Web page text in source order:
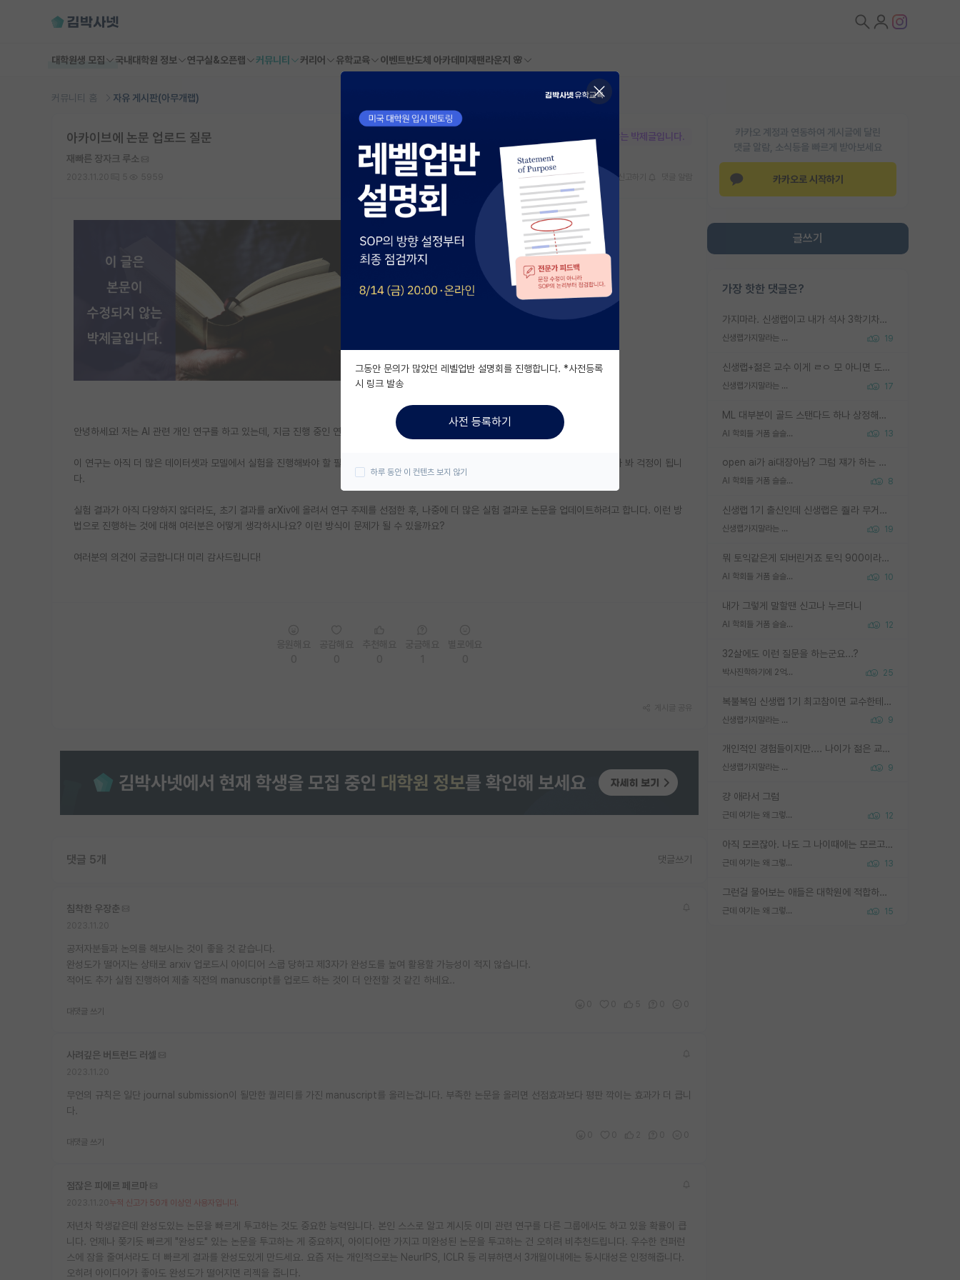
대학원생 모집 국내대학원 정보 연구실&오픈랩 커뮤니티 커리어 유학교육 이벤트반도체 아카데미 재팬라운지 🌸
커뮤니티 홈 자유 게시판(아무개랩)
카카오 계정과 연동하여 게시글에 달린
댓글 알람, 소식등을 빠르게 받아보세요
카카오로 시작하기
글쓰기
가장 핫한 댓글은?
가지마라. 신생랩이고 내가 석사 3학기차인데 최고참인데 나도 아무것도 모르는데 교수가 후배들 왜 논문 교육 안시키냐. 논문 왜 안 써오냐 닦달한다
신생랩가지말라는 이유가 있었구나 19
신생랩+젊은 교수 이게 ㄹㅇ 모 아니면 도인듯.
신생랩가지말라는 이유가 있었구나 17
ML 대부분이 골드 스탠다드 하나 상정해놓고 (벤치마크 데이터셋이 여러 개면 여러 개 상정) 그거 얼마나 잘 맞추나 싸움임 가끔 번뜩이는 설계 철학을 보여주는 논문들도 있지만 대부분 그거 성적 얼마나 더 올리느라에 혈안이 되어 있는 측면이 잇음
AI 학회들 거품 슬슬 지적이 나오네요 13
open ai가 ai대장아님? 그럼 쟤가 하는 말이 다 맞겠네
AI 학회들 거품 슬슬 지적이 나오네요 8
신생랩 1기 출신인데 신생랩은 줠라 무거운 바벨 같은거임. 들면 대박인데 못들면 깔려 죽음. 아무도 알려주지 않는 환경에서 자생해야하지만, 일단 살아남았다면 그 어떤 사람보다 악착같고 생존력 높은 사람으로 거듭날 수 있음
신생랩가지말라는 이유가 있었구나 19
뭐 토익같은게 되버린거죠 토익 900이라고 영어잘하는건 아닙니다만 잘하는사람은 다 900을 넘는 그런
AI 학회들 거품 슬슬 지적이 나오네요 10
내가 그렇게 말할땐 신고나 누르더니
AI 학회들 거품 슬슬 지적이 나오네요 12
32살에도 이런 질문을 하는군요...?
박사진학하기에 2억은 괜찮은 (?) 정도의 경제력인가요 25
복불복임 신생랩 1기 최고참이면 교수한테 직접 지도받는 시간이 매우 많음 제대로 된 교수라면 말이지 그게 아니라면 그냥 넌 해방 불가능한 노예 1호에 감점쓰레기통이 되는거고
신생랩가지말라는 이유가 있었구나 9
개인적인 경험들이지만.... 나이가 젊은 교수일수록 꼰대라는 가면을 쓴 채로 무례함을 행동하는 경우가 거의 90% 정도였음. 나이가 어린데 다른 또래들과 달리 명예, 권력, 재력까지 얻었으니 세상 다 가진 기분이겠지. 오히러 나이 든 교수들이 행동과 말을 더 조심하시더라.
신생랩가지말라는 이유가 있었구나 9
걍 애라서 그럼
근데 여기는 왜 그렇게 SPK를 물어보는거임? 12
아직 모르잖아. 나도 그 나이때에는 모르고 평가 받고 안심하고 싶었어.
근데 여기는 왜 그렇게 SPK를 물어보는거임? 13
그런걸 물어보는 애들은 대학원에 적합하지 않다
근데 여기는 왜 그렇게 SPK를 물어보는거임? 15
본문이 수정되지 않는 박제글입니다.
아카이브에 논문 업로드 질문
재빠른 장자크 루소
스크랩 신고하기
안녕하세요! 저는 AI 관련 개인 연구를 하고 있는데, 지금 진행 중인 연구 결과가 나와서 논문 투고를 고려하고 있습니다.
이 연구는 아직 더 많은 데이터셋과 모델에서 실험을 진행해봐야 할 필요가 있는데요, 제가 실험 중에 누군가 같은 주제로 논문을 먼저 발표할까 봐 걱정이 됩니
다.
실험 결과가 아직 다양하지 않더라도, 초기 결과를 arXiv에 올려서 연구 주제를 선점한 후, 나중에 더 많은 실험 결과로 논문을 업데이트하려고 합니다. 이런 방
법으로 진행하는 것에 대해 여러분은 어떻게 생각하시나요? 이런 방식이 문제가 될 수 있을까요?
여러분의 의견이 궁금합니다! 미리 감사드립니다!
댓글 5개 댓글쓰기
침착한 우장춘
공저자분들과 논의를 해보시는 것이 좋을 것 같습니다.
완성도가 떨어지는 상태로 arxiv 업로드시 아이디어 스쿱 당하고 제3자가 완성도를 높여 활용할 가능성이 적지 않습니다.
적어도 추가 실험 진행하여 제출 직전의 manuscript를 업로드 하는 것이 더 안전할 것 같긴 하네요..
대댓글 쓰기
사려깊은 버트런드 러셀
무언의 규칙은 일단 journal submission이 될만한 퀄리티를 가진 manuscript를 올리는겁니다. 부족한 논문을 올리면 선점효과보다 평판 깍이는 효과가 더 큽니
다.
대댓글 쓰기
점잖은 피에르 페르마
누적 신고가 50개 이상인 사용자입니다.
저년차 학생같은데 완성도있는 논문을 빠르게 투고하는 것도 중요한 능력입니다. 본인 스스로 알고 계시듯 이미 관련 연구를 다른 그룹에서도 하고 있을 확률이 큽
니다. 언제나 쫒기듯 빠르게 "완성도" 있는 논문을 투고하는 게 중요하지, 아이디어만 가지고 미완성된 논문을 투고하는 건 오히려 비추천드립니다. 우수한 컨퍼런
스에 잠을 줄여서라도 더 빠르게 결과를 완성도있게 만드세요. 요즘 저는 개인적으로는 NeurIPS, ICLR 등 리뷰하면서 3개월이내에는 동시대성은 인정해줍니다.
오히려 아이디어가 좋아도 완성도가 떨어지면 리젝을 줍니다.
그동안 문의가 많았던 레벨업반 설명회를 진행합니다. *사전등록
시 링크 발송
사전 등록하기
하루 동안 이 컨텐츠 보지 않기